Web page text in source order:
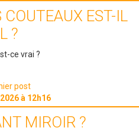
COUTEAUX EST-IL
?
ce vrai ?
post
à 12h16
MIROIR ?